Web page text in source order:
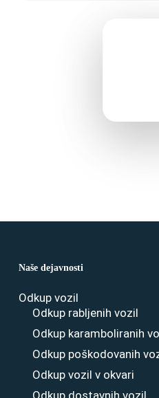
Naše dejavnosti
Odkup vozil
Odkup rabljenih vozil
Odkup karamboliranih
Odkup poškodovanih
Odkup vozil v okvari